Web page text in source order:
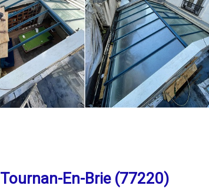
Tournan-En-Brie (77220)